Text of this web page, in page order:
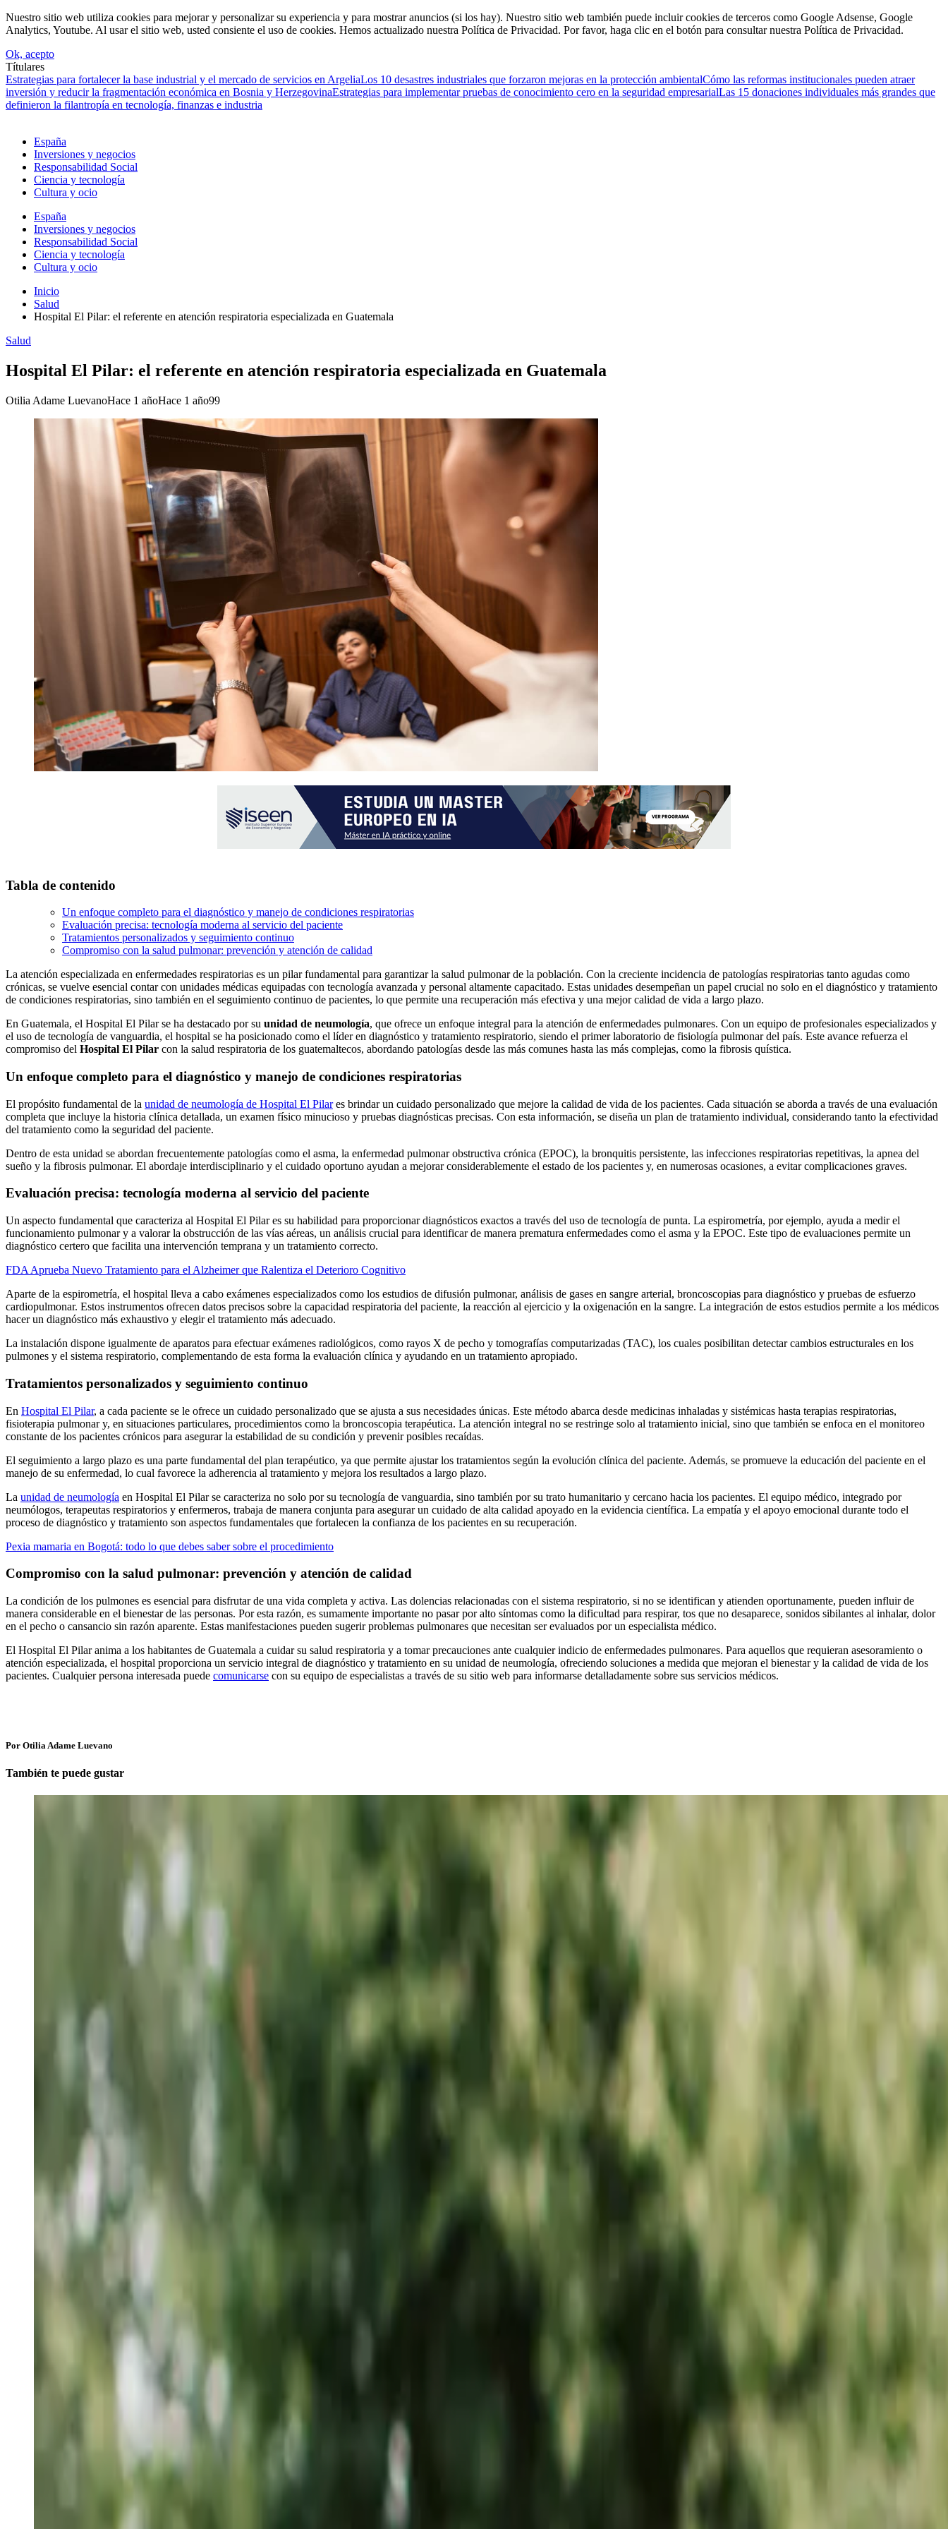
Nuestro sitio web utiliza cookies para mejorar y personalizar su experiencia y para mostrar anuncios (si los hay). Nuestro sitio web también puede incluir cookies de terceros como Google Adsense, Google
Analytics, Youtube. Al usar el sitio web, usted consiente el uso de cookies. Hemos actualizado nuestra Política de Privacidad. Por favor, haga clic en el botón para consultar nuestra Política de Privacidad.
Ok, acepto
Títulares
Estrategias para fortalecer la base industrial y el mercado de servicios en ArgeliaLos 10 desastres industriales que forzaron mejoras en la protección ambientalCómo las reformas institucionales pueden atraer
inversión y reducir la fragmentación económica en Bosnia y HerzegovinaEstrategias para implementar pruebas de conocimiento cero en la seguridad empresarialLas 15 donaciones individuales más grandes que
definieron la filantropía en tecnología, finanzas e industria
España
Inversiones y negocios
Responsabilidad Social
Ciencia y tecnología
Cultura y ocio
España
Inversiones y negocios
Responsabilidad Social
Ciencia y tecnología
Cultura y ocio
Inicio
Salud
Hospital El Pilar: el referente en atención respiratoria especializada en Guatemala
Salud
Hospital El Pilar: el referente en atención respiratoria especializada en Guatemala
Otilia Adame LuevanoHace 1 añoHace 1 año99
Tabla de contenido
Un enfoque completo para el diagnóstico y manejo de condiciones respiratorias
Evaluación precisa: tecnología moderna al servicio del paciente
Tratamientos personalizados y seguimiento continuo
Compromiso con la salud pulmonar: prevención y atención de calidad
La atención especializada en enfermedades respiratorias es un pilar fundamental para garantizar la salud pulmonar de la población. Con la creciente incidencia de patologías respiratorias tanto agudas como
crónicas, se vuelve esencial contar con unidades médicas equipadas con tecnología avanzada y personal altamente capacitado. Estas unidades desempeñan un papel crucial no solo en el diagnóstico y tratamiento
de condiciones respiratorias, sino también en el seguimiento continuo de pacientes, lo que permite una recuperación más efectiva y una mejor calidad de vida a largo plazo.
En Guatemala, el Hospital El Pilar se ha destacado por su unidad de neumología, que ofrece un enfoque integral para la atención de enfermedades pulmonares. Con un equipo de profesionales especializados y
el uso de tecnología de vanguardia, el hospital se ha posicionado como el líder en diagnóstico y tratamiento respiratorio, siendo el primer laboratorio de fisiología pulmonar del país. Este avance refuerza el
compromiso del Hospital El Pilar con la salud respiratoria de los guatemaltecos, abordando patologías desde las más comunes hasta las más complejas, como la fibrosis quística.
Un enfoque completo para el diagnóstico y manejo de condiciones respiratorias
El propósito fundamental de la unidad de neumología de Hospital El Pilares brindar un cuidado personalizado que mejore la calidad de vida de los pacientes. Cada situación se aborda a través de una evaluación
completa que incluye la historia clínica detallada, un examen físico minucioso y pruebas diagnósticas precisas. Con esta información, se diseña un plan de tratamiento individual, considerando tanto la efectividad
del tratamiento como la seguridad del paciente.
Dentro de esta unidad se abordan frecuentemente patologías como el asma, la enfermedad pulmonar obstructiva crónica (EPOC), la bronquitis persistente, las infecciones respiratorias repetitivas, la apnea del
sueño y la fibrosis pulmonar. El abordaje interdisciplinario y el cuidado oportuno ayudan a mejorar considerablemente el estado de los pacientes y, en numerosas ocasiones, a evitar complicaciones graves.
Evaluación precisa: tecnología moderna al servicio del paciente
Un aspecto fundamental que caracteriza al Hospital El Pilar es su habilidad para proporcionar diagnósticos exactos a través del uso de tecnología de punta. La espirometría, por ejemplo, ayuda a medir el
funcionamiento pulmonar y a valorar la obstrucción de las vías aéreas, un análisis crucial para identificar de manera prematura enfermedades como el asma y la EPOC. Este tipo de evaluaciones permite un
diagnóstico certero que facilita una intervención temprana y un tratamiento correcto.
FDA Aprueba Nuevo Tratamiento para el Alzheimer que Ralentiza el Deterioro Cognitivo
Aparte de la espirometría, el hospital lleva a cabo exámenes especializados como los estudios de difusión pulmonar, análisis de gases en sangre arterial, broncoscopias para diagnóstico y pruebas de esfuerzo
cardiopulmonar. Estos instrumentos ofrecen datos precisos sobre la capacidad respiratoria del paciente, la reacción al ejercicio y la oxigenación en la sangre. La integración de estos estudios permite a los médicos
hacer un diagnóstico más exhaustivo y elegir el tratamiento más adecuado.
La instalación dispone igualmente de aparatos para efectuar exámenes radiológicos, como rayos X de pecho y tomografías computarizadas (TAC), los cuales posibilitan detectar cambios estructurales en los
pulmones y el sistema respiratorio, complementando de esta forma la evaluación clínica y ayudando en un tratamiento apropiado.
Tratamientos personalizados y seguimiento continuo
En Hospital El Pilar, a cada paciente se le ofrece un cuidado personalizado que se ajusta a sus necesidades únicas. Este método abarca desde medicinas inhaladas y sistémicas hasta terapias respiratorias,
fisioterapia pulmonar y, en situaciones particulares, procedimientos como la broncoscopia terapéutica. La atención integral no se restringe solo al tratamiento inicial, sino que también se enfoca en el monitoreo
constante de los pacientes crónicos para asegurar la estabilidad de su condición y prevenir posibles recaídas.
El seguimiento a largo plazo es una parte fundamental del plan terapéutico, ya que permite ajustar los tratamientos según la evolución clínica del paciente. Además, se promueve la educación del paciente en el
manejo de su enfermedad, lo cual favorece la adherencia al tratamiento y mejora los resultados a largo plazo.
La unidad de neumología en Hospital El Pilar se caracteriza no solo por su tecnología de vanguardia, sino también por su trato humanitario y cercano hacia los pacientes. El equipo médico, integrado por
neumólogos, terapeutas respiratorios y enfermeros, trabaja de manera conjunta para asegurar un cuidado de alta calidad apoyado en la evidencia científica. La empatía y el apoyo emocional durante todo el
proceso de diagnóstico y tratamiento son aspectos fundamentales que fortalecen la confianza de los pacientes en su recuperación.
Pexia mamaria en Bogotá: todo lo que debes saber sobre el procedimiento
Compromiso con la salud pulmonar: prevención y atención de calidad
La condición de los pulmones es esencial para disfrutar de una vida completa y activa. Las dolencias relacionadas con el sistema respiratorio, si no se identifican y atienden oportunamente, pueden influir de
manera considerable en el bienestar de las personas. Por esta razón, es sumamente importante no pasar por alto síntomas como la dificultad para respirar, tos que no desaparece, sonidos sibilantes al inhalar, dolor
en el pecho o cansancio sin razón aparente. Estas manifestaciones pueden sugerir problemas pulmonares que necesitan ser evaluados por un especialista médico.
El Hospital El Pilar anima a los habitantes de Guatemala a cuidar su salud respiratoria y a tomar precauciones ante cualquier indicio de enfermedades pulmonares. Para aquellos que requieran asesoramiento o
atención especializada, el hospital proporciona un servicio integral de diagnóstico y tratamiento en su unidad de neumología, ofreciendo soluciones a medida que mejoran el bienestar y la calidad de vida de los
pacientes. Cualquier persona interesada puede comunicarse con su equipo de especialistas a través de su sitio web para informarse detalladamente sobre sus servicios médicos.
Por Otilia Adame Luevano
También te puede gustar